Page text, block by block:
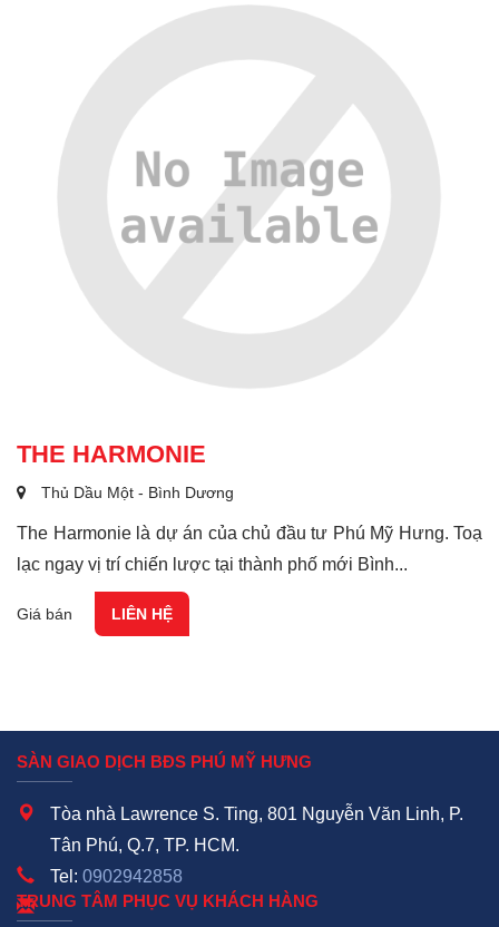
THE HARMONIE
Thủ Dầu Một - Bình Dương
The Harmonie là dự án của chủ đầu tư Phú Mỹ Hưng. Toạ
lạc ngay vị trí chiến lược tại thành phố mới Bình...
Giá bán LIÊN HỆ
SÀN GIAO DỊCH BĐS PHÚ MỸ HƯNG
Tòa nhà Lawrence S. Ting, 801 Nguyễn Văn Linh, P.
Tân Phú, Q.7, TP. HCM.
Tel: 0902942858
TRUNG TÂM PHỤC VỤ KHÁCH HÀNG